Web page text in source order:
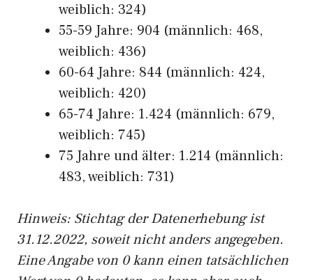
weiblich: 324)
55-59 Jahre: 904 (männlich: 468,
weiblich: 436)
60-64 Jahre: 844 (männlich: 424,
weiblich: 420)
65-74 Jahre: 1.424 (männlich: 679,
weiblich: 745)
75 Jahre und älter: 1.214 (männlich:
483, weiblich: 731)
Hinweis: Stichtag der Datenerhebung ist
31.12.2022, soweit nicht anders angegeben.
Eine Angabe von 0 kann einen tatsächlichen